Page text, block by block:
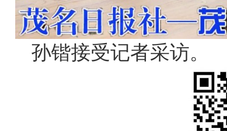
孙锴接受记者采访。